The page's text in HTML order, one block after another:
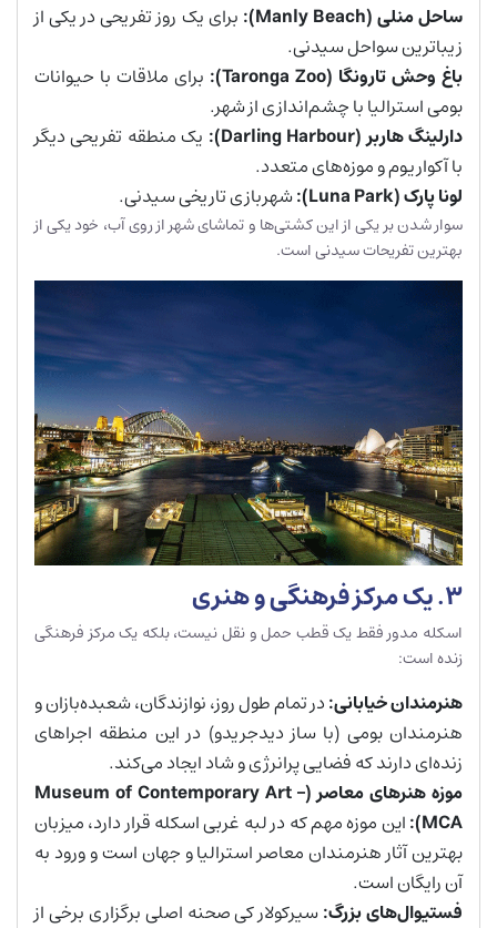
ساحل منلی(Manly Beach):
برای یک روز تفریحی در یکی از
زیباترین سواحل سیدنی.
باغ وحش تارونگا (Taronga Zoo):
برای ملاقات با حیوانات
بومی استرالیا با چشم‌اندازی از شهر.
دارلینگ هاربر(Darling Harbour):
یک منطقه تفریحی دیگر
با آکواریوم و موزه‌های متعدد.
لونا پارک(Luna Park): شهربازی تاریخی سیدنی.
سوار شدن بر یکی از این کشتی‌ها و تماشای شهر از روی آب، خود یکی از
بهترین تفریحات سیدنی است.
۳. یک مرکز فرهنگی و هنری
اسکله مدور فقط یک قطب حمل و نقل نیست، بلکه یک مرکز فرهنگی
زنده است:
هنرمندان خیابانی:در تمام طول روز، نوازندگان، شعبده‌بازان و
هنرمندان بومی (با ساز دیدجریدو) در این منطقه اجراهای
زنده‌ای دارند که فضایی پرانرژی و شاد ایجاد می‌کند.
موزه هنرهای معاصر (Museum of Contemporary Art –
MCA): این موزه مهم که در لبه غربی اسکله قرار دارد، میزبان
بهترین آثار هنرمندان معاصر استرالیا و جهان است و ورود به
آن رایگان است.
فستیوال‌های بزرگ:سیرکولار کی صحنه اصلی برگزاری برخی از